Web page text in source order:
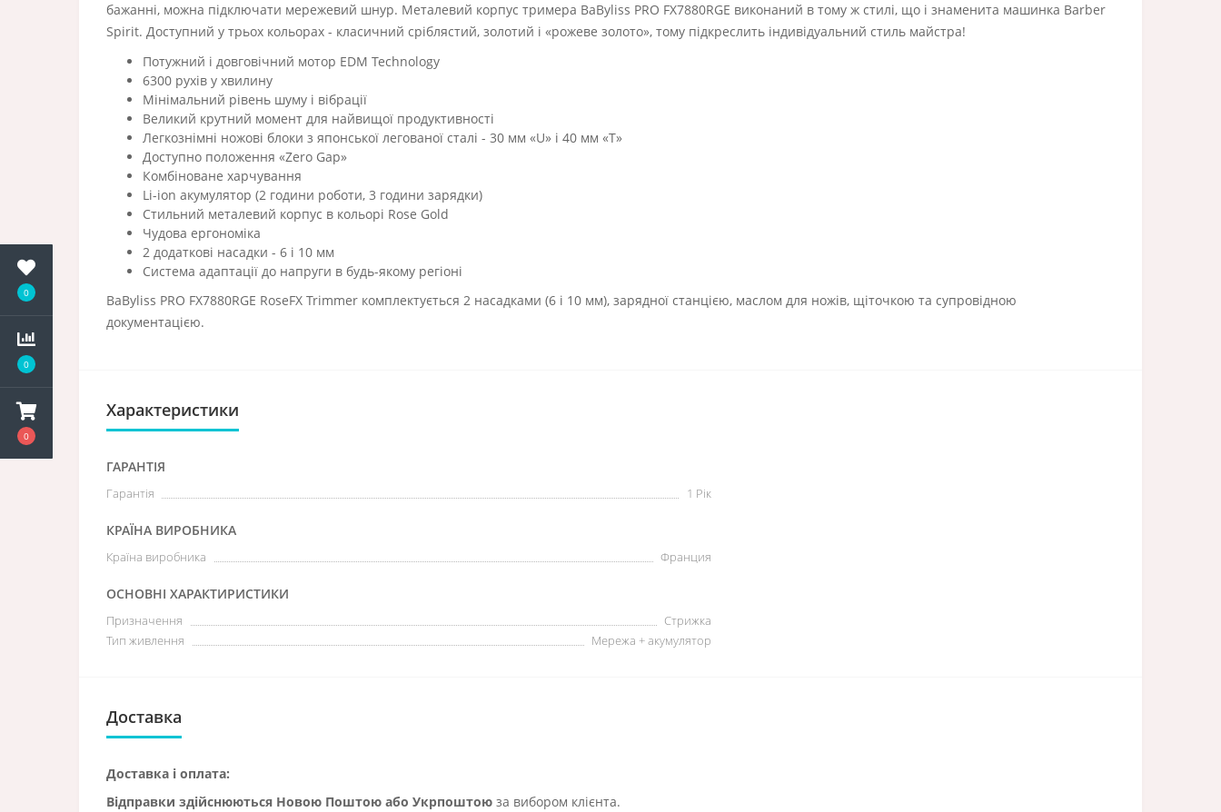
0
0
0
бажанні, можна підключати мережевий шнур. Металевий корпус тримера BaByliss PRO FX7880RGE виконаний в тому ж стилі, що і знаменита машинка Barber
Spirit. Доступний у трьох кольорах - класичний сріблястий, золотий і «рожеве золото», тому підкреслить індивідуальний стиль майстра!
Потужний і довговічний мотор EDM Technology
6300 рухів у хвилину
Мінімальний рівень шуму і вібрації
Великий крутний момент для найвищої продуктивності
Легкознімні ножові блоки з японської легованої сталі - 30 мм «U» і 40 мм «T»
Доступно положення «Zero Gap»
Комбіноване харчування
Li-ion акумулятор (2 години роботи, 3 години зарядки)
Стильний металевий корпус в кольорі Rose Gold
Чудова ергономіка
2 додаткові насадки - 6 і 10 мм
Система адаптації до напруги в будь-якому регіоні
BaByliss PRO FX7880RGE RoseFX Trimmer комплектується 2 насадками (6 і 10 мм), зарядної станцією, маслом для ножів, щіточкою та супровідною
документацією.
Характеристики
ГАРАНТІЯ
Гарантія 1 Рік
КРАЇНА ВИРОБНИКА
Країна виробника Франция
ОСНОВНІ ХАРАКТИРИСТИКИ
Призначення
Стрижка
Тип живлення
Мережа + акумулятор
Доставка
Доставка і оплата:
Відправки здійснюються Новою Поштою або Укрпоштою за вибором клієнта.